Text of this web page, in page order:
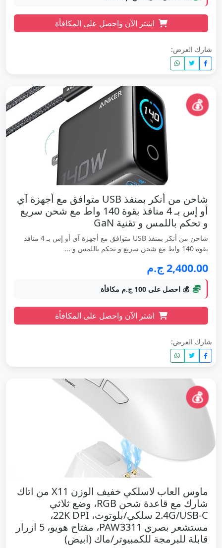
اشتر الآن واحصل على المكافأة
شارك العرض:
💰
شاحن من أنكر بمنفذ USB متوافق مع أجهزة آي
أو إس بـ 4 منافذ بقوة 140 واط مع شحن سريع
و تحكم باللمس و تقنية GaN
شاحن من أنكر بمنفذ USB متوافق مع أجهزة آي أو إس بـ 4 منافذ
بقوة 140 واط مع شحن سريع و تحكم باللمس و ...
2,400.00 ج.م
💰 احصل على 100 ج.م مكافأة
اشتر الآن واحصل على المكافأة
شارك العرض:
💰
ماوس العاب لاسلكي خفيف الوزن X11 من اتاك
شارك مع قاعدة شحن RGB، وضع ثلاثي
2.4G/USB-C سلكي/بلوتوث، 22K DPI،
مستشعر بصري PAW3311، مفتاح هويو، 5 ازرار
قابلة للبرمجة للكمبيوتر/ماك (ابيض)